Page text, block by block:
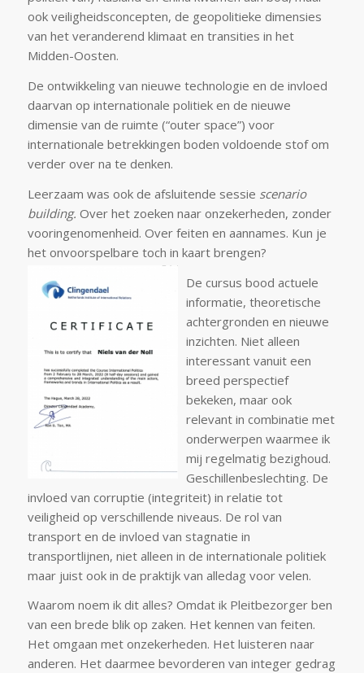
ook veiligheidsconcepten, de geopolitieke dimensies
van het veranderend klimaat en transities in het
Midden-Oosten.
De ontwikkeling van nieuwe technologie en de invloed
daarvan op internationale politiek en de nieuwe
dimensie van de ruimte (“outer space”) voor
internationale betrekkingen boden voldoende stof om
verder over na te denken.
Leerzaam was ook de afsluitende sessie scenario
building. Over het zoeken naar onzekerheden, zonder
vooringenomenheid. Over feiten en aannames. Kun je
het onvoorspelbare toch in kaart brengen?
De cursus bood actuele
informatie, theoretische
achtergronden en nieuwe
inzichten. Niet alleen
interessant vanuit een
breed perspectief
bekeken, maar ook
relevant in combinatie met
onderwerpen waarmee ik
mij regelmatig bezighoud.
Geschillenbeslechting. De
invloed van corruptie (integriteit) in relatie tot
veiligheid op verschillende niveaus. De rol van
transport en de invloed van stagnatie in
transportlijnen, niet alleen in de internationale politiek
maar juist ook in de praktijk van alledag voor velen.
Waarom noem ik dit alles? Omdat ik Pleitbezorger ben
van een brede blik op zaken. Het kennen van feiten.
Het omgaan met onzekerheden. Het luisteren naar
anderen. Het daarmee bevorderen van integer gedrag